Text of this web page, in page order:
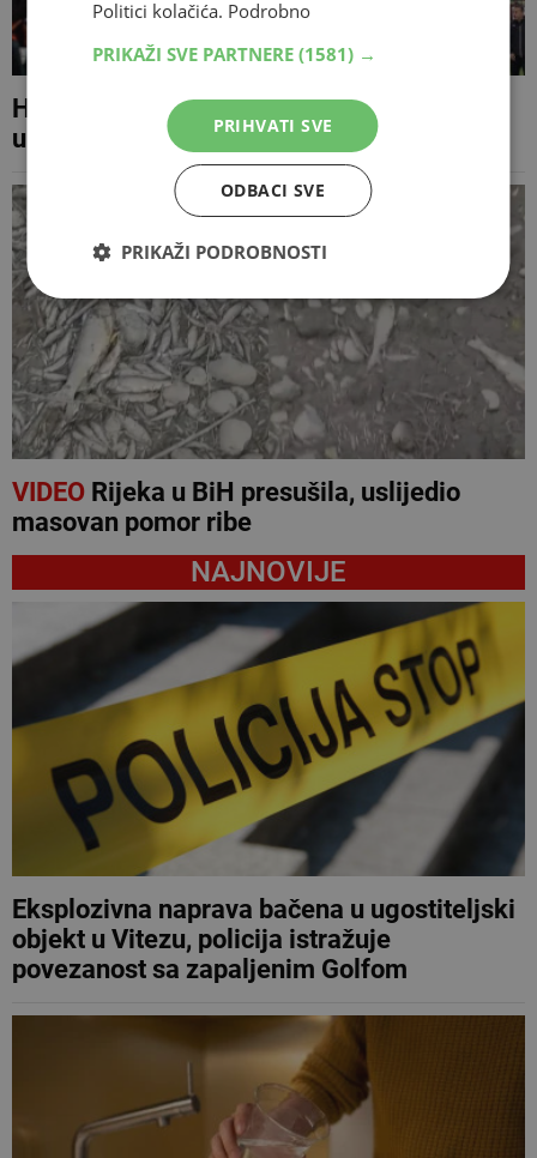
Horde zla neće u Mostar, žestoko prozvali
upravu
VIDEORijeka u BiH presušila, uslijedio
masovan pomor ribe
NAJNOVIJE
Eksplozivna naprava bačena u ugostiteljski
objekt u Vitezu, policija istražuje
povezanost sa zapaljenim Golfom
Politici kolačića. Podrobno
PRIKAŽI SVE PARTNERE (1581) →
PRIHVATI SVE
ODBACI SVE
PRIKAŽI PODROBNOSTI